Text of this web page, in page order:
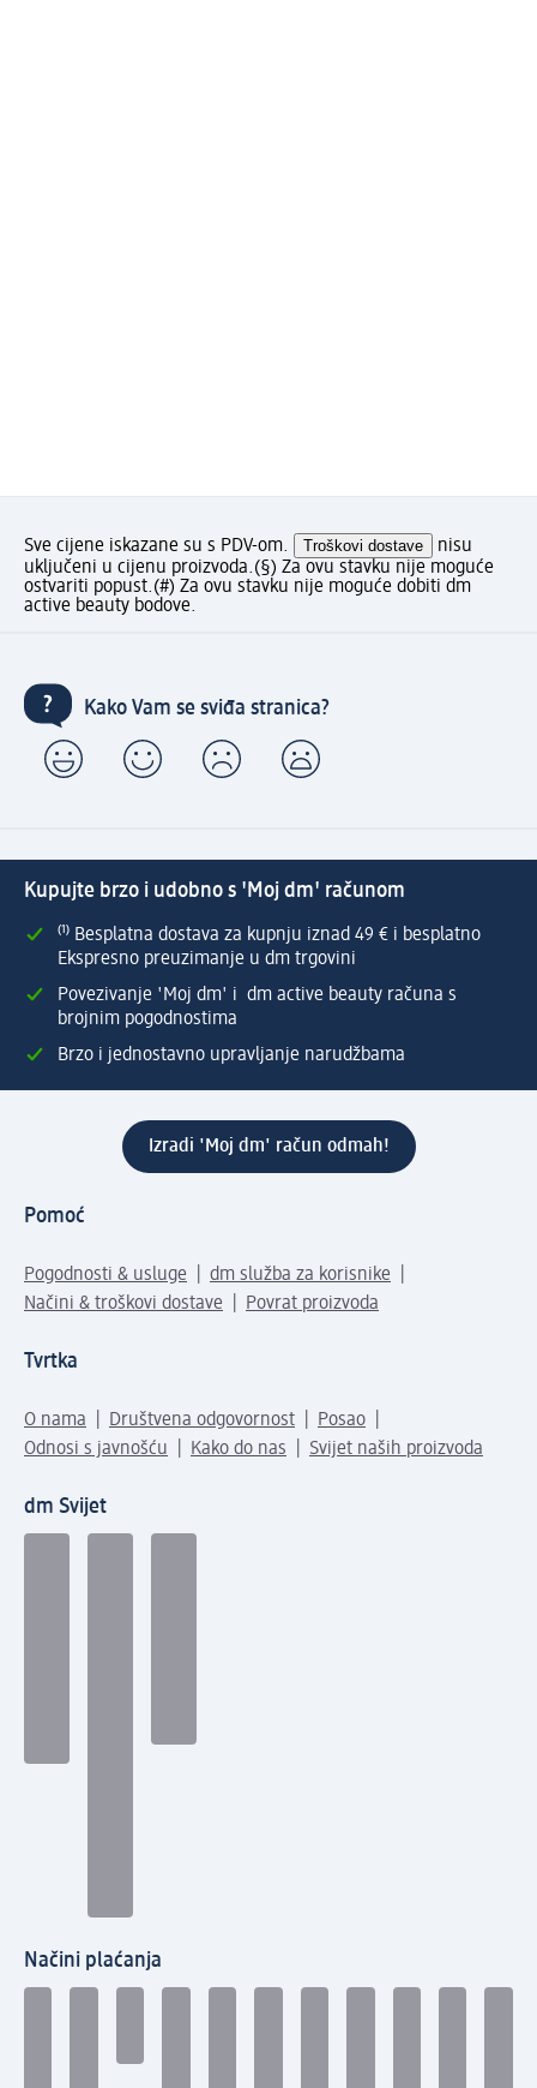
Sve cijene iskazane su s PDV-om. Troškovi dostave
nisu
uključeni u cijenu proizvoda.(§) Za ovu stavku nije moguće
ostvariti popust.(#) Za ovu stavku nije moguće dobiti dm
active beauty bodove.
Kako Vam se sviđa stranica?
Kupujte brzo i udobno s 'Moj dm' računom
⁽¹⁾ Besplatna dostava za kupnju iznad 49 € i besplatno
Ekspresno preuzimanje u dm trgovini
Povezivanje 'Moj dm' i dm active beauty računa s
brojnim pogodnostima
Brzo i jednostavno upravljanje narudžbama
Izradi 'Moj dm' račun odmah!
Pomoć
Pogodnosti & usluge
dm služba za korisnike
Načini & troškovi dostave
Povrat proizvoda
Tvrtka
O nama Društvena odgovornost
Posao
Odnosi s javnošću
Kako do nas Svijet naših proizvoda
dm Svijet
Načini plaćanja